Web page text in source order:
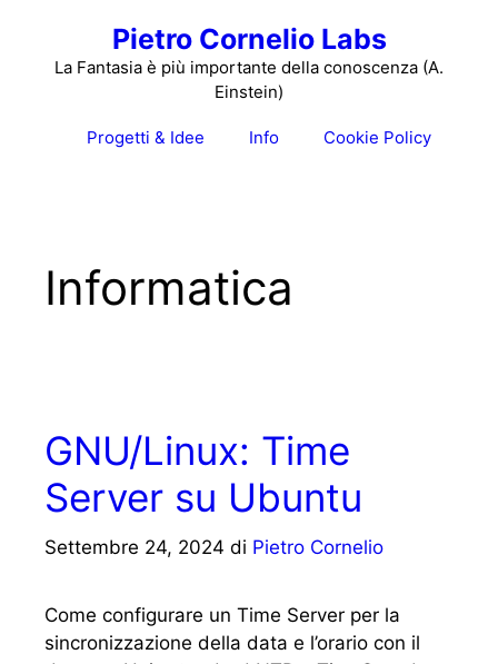
contenuto
Pietro Cornelio Labs
La Fantasia è più importante della conoscenza (A.
Einstein)
Progetti & Idee Info Cookie Policy
Informatica
GNU/Linux: Time
Server su Ubuntu
Settembre 24, 2024 di Pietro Cornelio
Come configurare un Time Server per la
sincronizzazione della data e l’orario con il